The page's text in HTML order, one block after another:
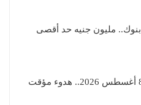
تمويل السلع المعمرة في 5 بنوك.. مليون جنيه حد أقصى
أسعار الدولار اليوم السبت 8 أغسطس 2026.. هدوء مؤقت